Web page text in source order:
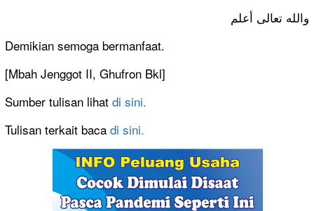
والله تعالى أعلم
Demikian semoga bermanfaat.
[Mbah Jenggot II, Ghufron Bkl]
Sumber tulisan lihat di sini.
Tulisan terkait baca di sini.